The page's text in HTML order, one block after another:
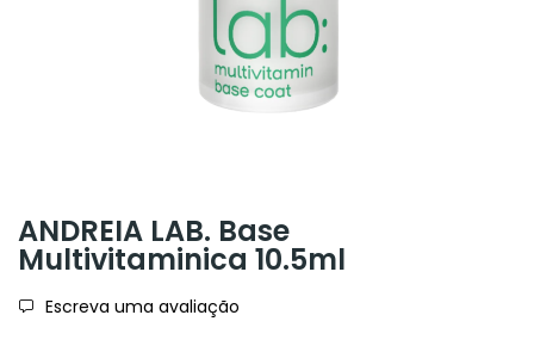
ANDREIA LAB. Base
Multivitaminica 10.5ml
Escreva uma avaliação